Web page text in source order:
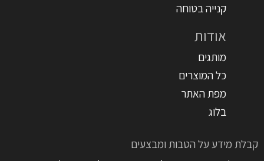
קנייה בטוחה
אודות
מותגים
כל המוצרים
מפת האתר
בלוג
קבלת מידע על הטבות ומבצעים